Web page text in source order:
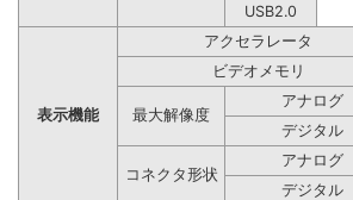
USB2.0
表示機能
アクセラレータ
ビデオメモリ
最大解像度
アナログ
デジタル
コネクタ形状
アナログ
デジタル